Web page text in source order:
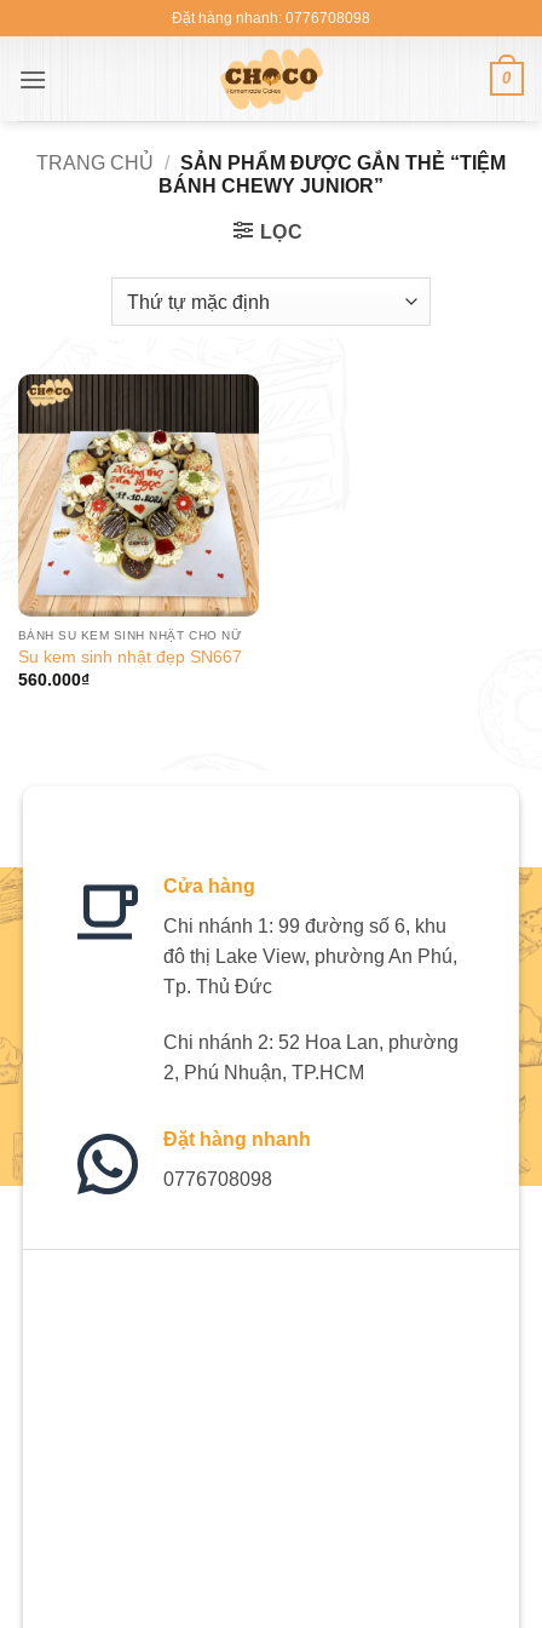
nội
Đặt hàng nhanh: 0776708098
0
TRANG CHỦ / SẢN PHẨM ĐƯỢC GẮN THẺ “TIỆM
BÁNH CHEWY JUNIOR”
LỌC
BÁNH SU KEM SINH NHẬT CHO NỮ
Su kem sinh nhật đẹp SN667
560.000₫
Cửa hàng
Chi nhánh 1: 99 đường số 6, khu
đô thị Lake View, phường An Phú,
Tp. Thủ Đức
Chi nhánh 2: 52 Hoa Lan, phường
2, Phú Nhuận, TP.HCM
Đặt hàng nhanh
0776708098